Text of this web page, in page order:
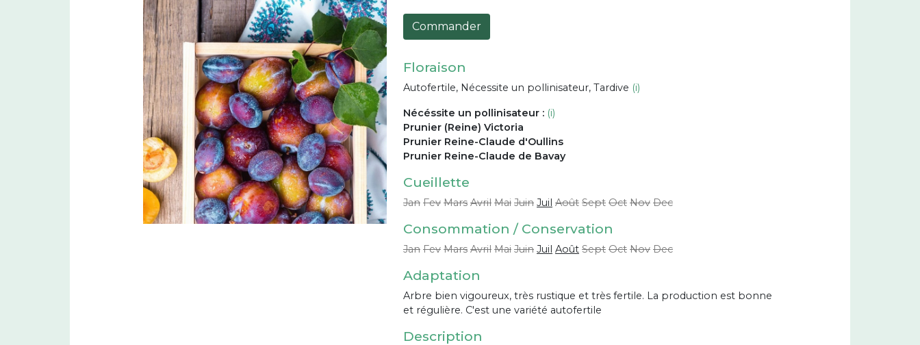
Commander
Floraison
Autofertile, Nécessite un pollinisateur, Tardive (i)
Nécéssite un pollinisateur : (i)
Prunier (Reine) Victoria
Prunier Reine-Claude d'Oullins
Prunier Reine-Claude de Bavay
Cueillette
Jan Fev Mars Avril Mai Juin Juil Août Sept Oct Nov Dec
Consommation / Conservation
Jan Fev Mars Avril Mai Juin Juil Août Sept Oct Nov Dec
Adaptation
Arbre bien vigoureux, très rustique et très fertile. La production est bonne
et régulière. C'est une variété autofertile
Description